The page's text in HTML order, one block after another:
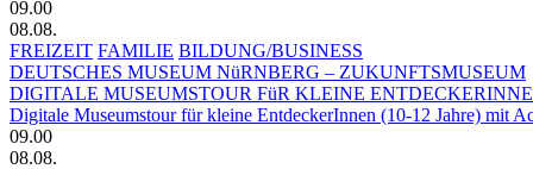
09.00
08.08.
FREIZEIT FAMILIE BILDUNG/BUSINESS
DEUTSCHES MUSEUM NüRNBERG – ZUKUNFTSMUSEUM
DIGITALE MUSEUMSTOUR FüR KLEINE
Digitale Museumstour für kleine EntdeckerInnen (10-12 Jahre) mit
09.00
08.08.